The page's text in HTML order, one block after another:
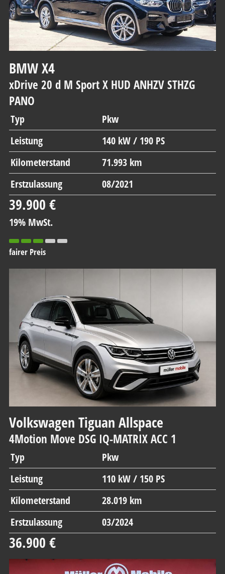
BMWX4
xDrive 20 d M Sport X HUD ANHZV STHZG
PANO
Typ
Pkw
Leistung
140 kW / 190 PS
Kilometerstand
71.993 km
Erstzulassung
08/2021
39.900 €
19% MwSt.
fairer Preis
Volkswagen Tiguan Allspace
4Motion Move DSG IQ-MATRIX ACC 1
Typ
Pkw
Leistung
110 kW / 150 PS
Kilometerstand
28.019 km
Erstzulassung
03/2024
36.900 €